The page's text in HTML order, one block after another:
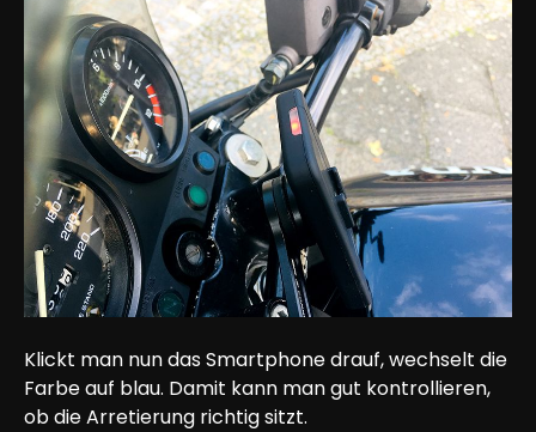
Klickt man nun das Smartphone drauf, wechselt die
Farbe auf blau. Damit kann man gut kontrollieren,
ob die Arretierung richtig sitzt.